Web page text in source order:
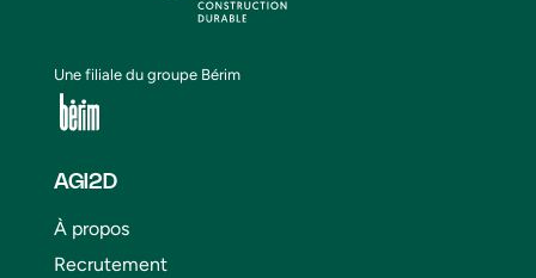
Une filiale du groupe Bérim
AGI2D
À propos
Recrutement